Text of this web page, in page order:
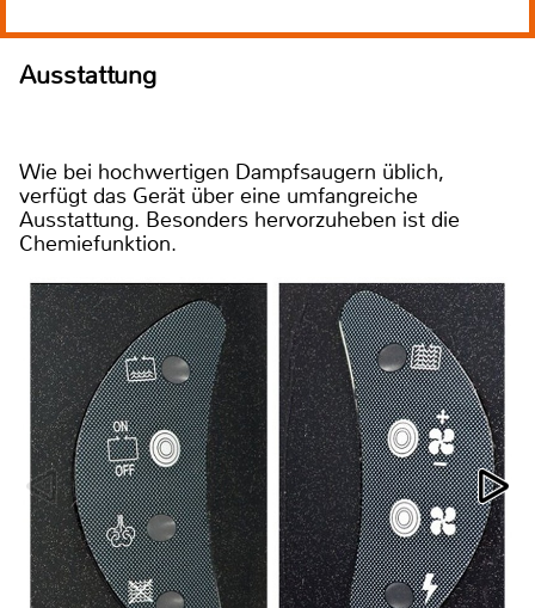
Ausstattung
Wie bei hochwertigen Dampfsaugern üblich,
verfügt das Gerät über eine umfangreiche
Ausstattung. Besonders hervorzuheben ist die
Chemiefunktion.